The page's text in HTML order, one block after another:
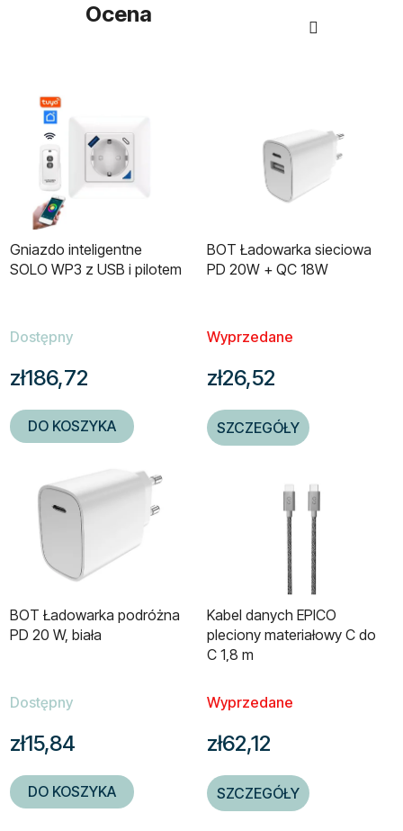
Ocena
Gniazdo inteligentne
SOLO WP3 z USB i pilotem
Dostępny
zł186,72
DO KOSZYKA
BOT Ładowarka sieciowa
PD 20W + QC 18W
Wyprzedane
zł26,52
SZCZEGÓŁY
BOT Ładowarka podróżna
PD 20 W, biała
Dostępny
zł15,84
DO KOSZYKA
Kabel danych EPICO
pleciony materiałowy C do
C 1,8 m
Wyprzedane
zł62,12
SZCZEGÓŁY